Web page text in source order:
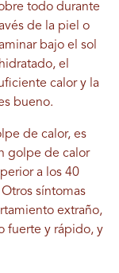
todo durante
de la piel o
bajo el sol
el
calor y la
bueno.
de calor, es
golpe de calor
a los 40
síntomas
extraño,
fuerte y rápido, y